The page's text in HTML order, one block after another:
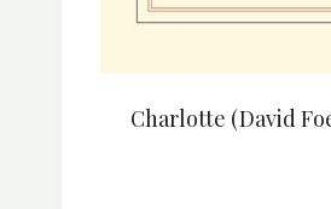
Charlotte (David